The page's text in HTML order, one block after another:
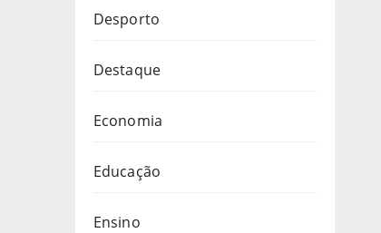
Desporto
Destaque
Economia
Educação
Ensino